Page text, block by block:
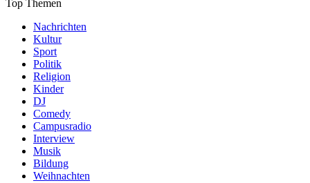
Top Themen
Nachrichten
Kultur
Sport
Politik
Religion
Kinder
DJ
Comedy
Campusradio
Interview
Musik
Bildung
Weihnachten